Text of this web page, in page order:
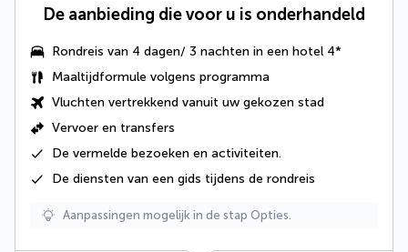
De aanbieding die voor u is onderhandeld
Rondreis van 4 dagen/ 3 nachten in een hotel 4*
Maaltijdformule volgens programma
Vluchten vertrekkend vanuit uw gekozen stad
Vervoer en transfers
De vermelde bezoeken en activiteiten.
De diensten van een gids tijdens de rondreis
Aanpassingen mogelijk in de stap Opties.